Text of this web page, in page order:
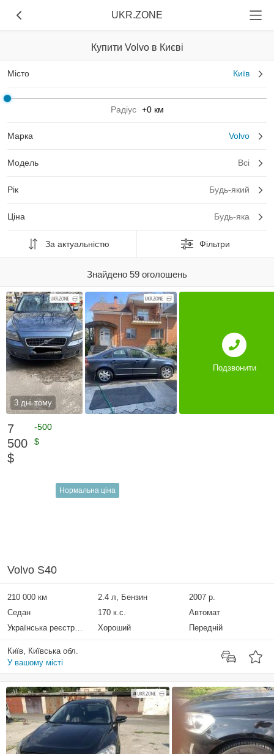
UKR.ZONE
Купити Volvo в Києві
Місто Київ
Радіус +0 км
Марка Volvo
Модель Всі
Рік Будь-який
Ціна Будь-яка
За актуальністю Фільтри
Знайдено 59 оголошень
3 дні тому
Подзвонити
7
500
$
-500
$
Нормальна ціна
Volvo S40
210 000 км 2.4 л, Бензин
2007 р.
Седан
170 к.с.
Автомат
Українська реєстрація
Хороший Передній
Київ, Київська обл.
У вашому місті